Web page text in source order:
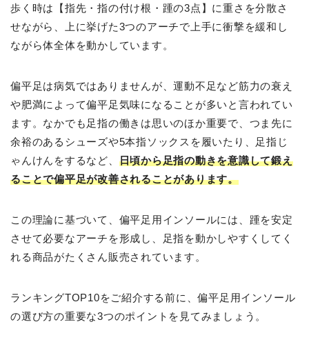
歩く時は【指先・指の付け根・踵の3点】に重さを分散さ
せながら、上に挙げた3つのアーチで上手に衝撃を緩和し
ながら体全体を動かしています。
偏平足は病気ではありませんが、運動不足など筋力の衰え
や肥満によって偏平足気味になることが多いと言われてい
ます。なかでも足指の働きは思いのほか重要で、つま先に
余裕のあるシューズや5本指ソックスを履いたり、足指じ
ゃんけんをするなど、 日頃から足指の動きを意識して鍛え
ることで偏平足が改善されることがあります。
この理論に基づいて、偏平足用インソールには、踵を安定
させて必要なアーチを形成し、足指を動かしやすくしてく
れる商品がたくさん販売されています。
ランキングTOP10をご紹介する前に、偏平足用インソール
の選び方の重要な3つのポイントを見てみましょう。